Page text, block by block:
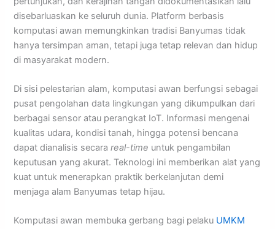
disebarluaskan ke seluruh dunia. Platform berbasis
komputasi awan memungkinkan tradisi Banyumas tidak
hanya tersimpan aman, tetapi juga tetap relevan dan hidup
di masyarakat modern.
Di sisi pelestarian alam, komputasi awan berfungsi sebagai
pusat pengolahan data lingkungan yang dikumpulkan dari
berbagai sensor atau perangkat IoT. Informasi mengenai
kualitas udara, kondisi tanah, hingga potensi bencana
dapat dianalisis secarareal-time untuk pengambilan
keputusan yang akurat. Teknologi ini memberikan alat yang
kuat untuk menerapkan praktik berkelanjutan demi
menjaga alam Banyumas tetap hijau.
Komputasi awan membuka gerbang bagi pelaku UMKM